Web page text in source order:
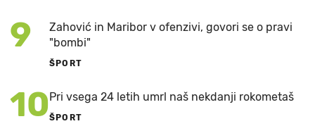
9
Zahović in Maribor v ofenzivi, govori se o pravi
"bombi"
ŠPORT
10Pri vsega 24 letih umrl naš nekdanji rokometaš
ŠPORT